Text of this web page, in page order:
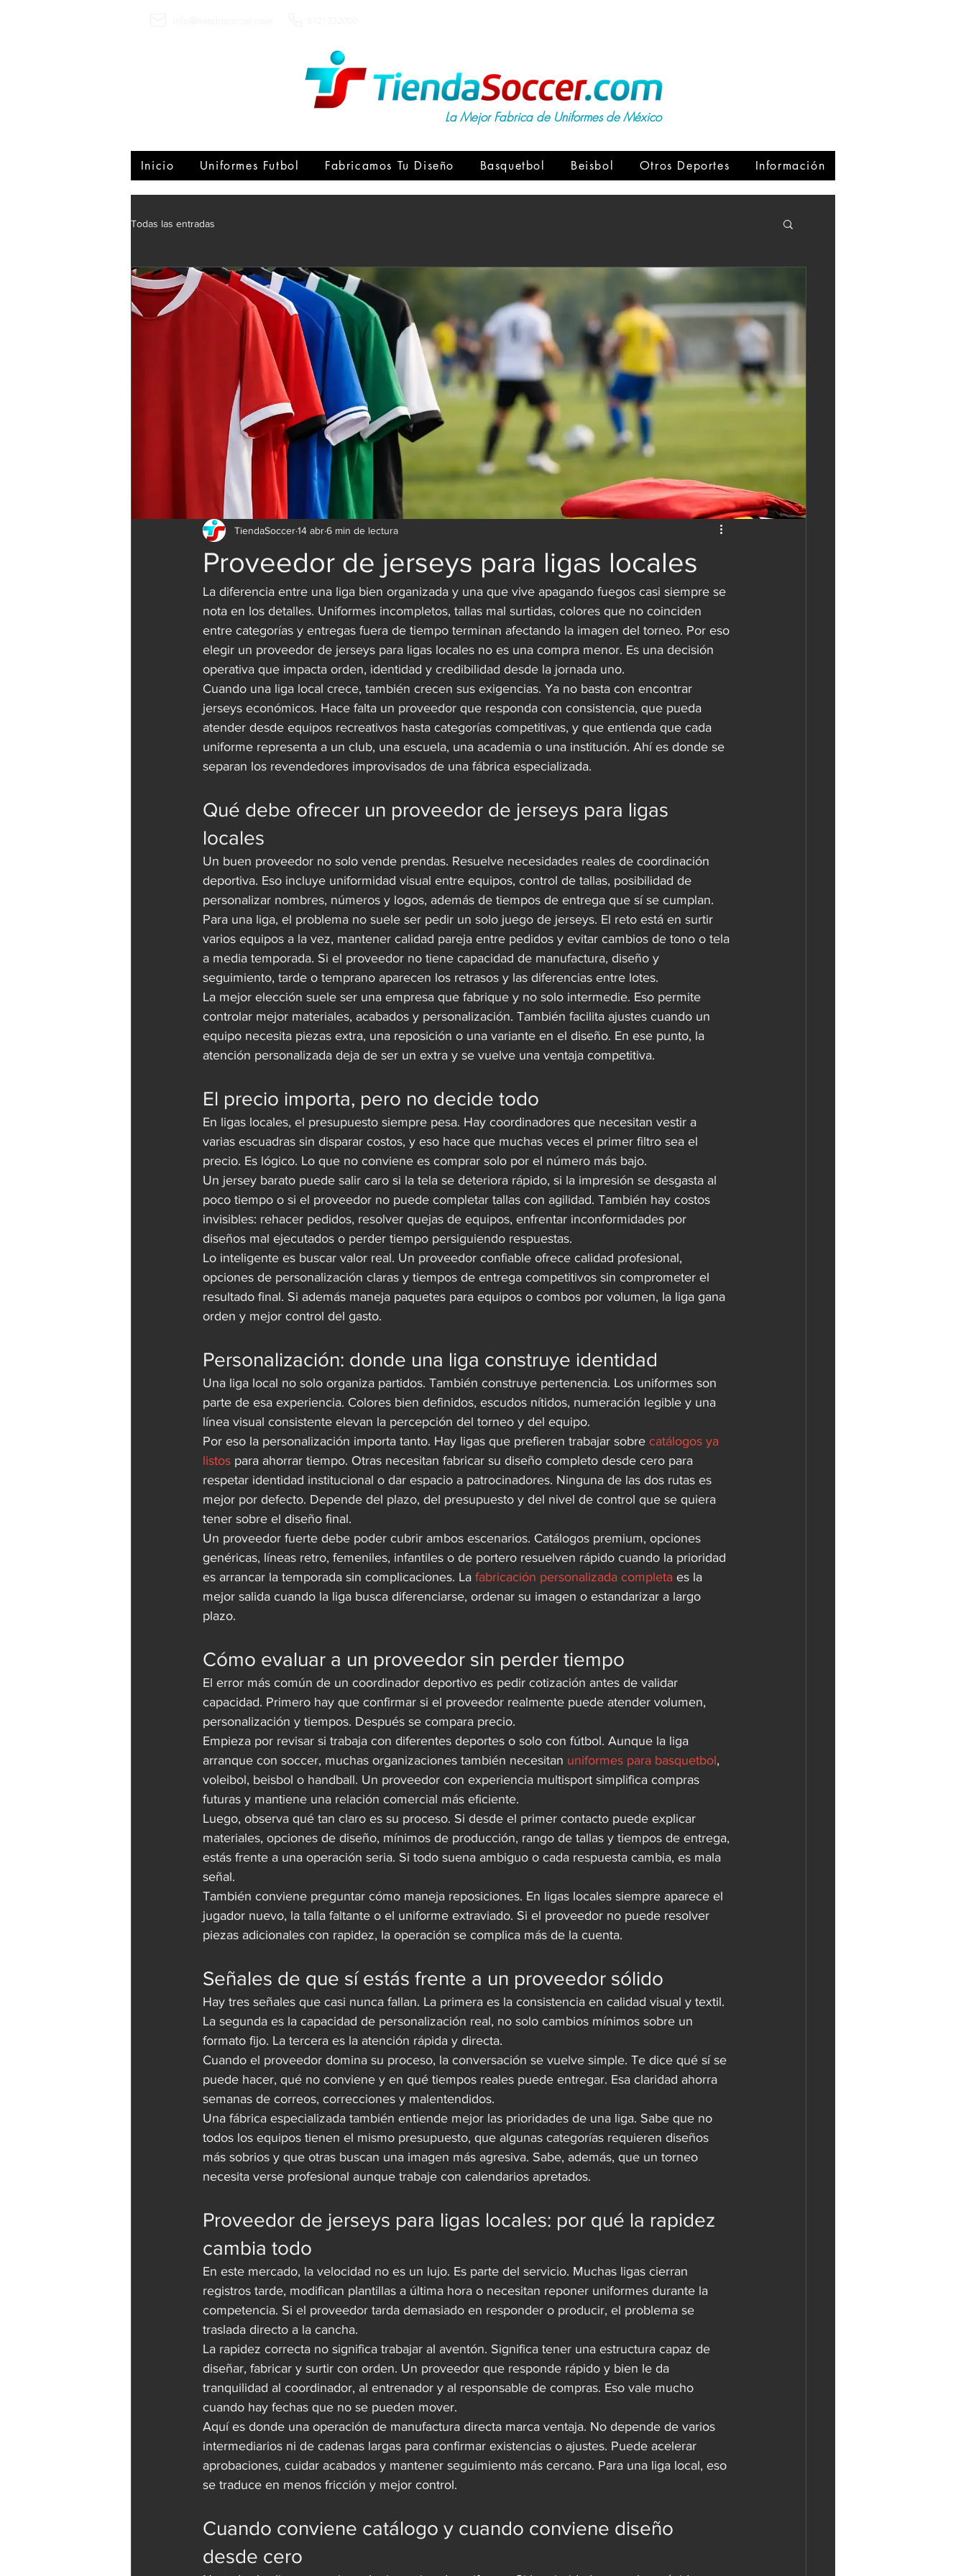
La Mejor Fabrica de Uniformes de México
Inicio Uniformes Futbol Fabricamos Tu Diseño Basquetbol Beisbol Otros Deportes Información
Todas las entradas
Proveedor de jerseys para ligas locales
TiendaSoccer14 abr6 min de lectura
La diferencia entre una liga bien organizada y una que vive apagando fuegos casi siempre se
nota en los detalles. Uniformes incompletos, tallas mal surtidas, colores que no coinciden
entre categorías y entregas fuera de tiempo terminan afectando la imagen del torneo. Por eso
elegir un proveedor de jerseys para ligas locales no es una compra menor. Es una decisión
operativa que impacta orden, identidad y credibilidad desde la jornada uno.
Cuando una liga local crece, también crecen sus exigencias. Ya no basta con encontrar
jerseys económicos. Hace falta un proveedor que responda con consistencia, que pueda
atender desde equipos recreativos hasta categorías competitivas, y que entienda que cada
uniforme representa a un club, una escuela, una academia o una institución. Ahí es donde se
separan los revendedores improvisados de una fábrica especializada.
Qué debe ofrecer un proveedor de jerseys para ligas
locales
Un buen proveedor no solo vende prendas. Resuelve necesidades reales de coordinación
deportiva. Eso incluye uniformidad visual entre equipos, control de tallas, posibilidad de
personalizar nombres, números y logos, además de tiempos de entrega que sí se cumplan.
Para una liga, el problema no suele ser pedir un solo juego de jerseys. El reto está en surtir
varios equipos a la vez, mantener calidad pareja entre pedidos y evitar cambios de tono o tela
a media temporada. Si el proveedor no tiene capacidad de manufactura, diseño y
seguimiento, tarde o temprano aparecen los retrasos y las diferencias entre lotes.
La mejor elección suele ser una empresa que fabrique y no solo intermedie. Eso permite
controlar mejor materiales, acabados y personalización. También facilita ajustes cuando un
equipo necesita piezas extra, una reposición o una variante en el diseño. En ese punto, la
atención personalizada deja de ser un extra y se vuelve una ventaja competitiva.
El precio importa, pero no decide todo
En ligas locales, el presupuesto siempre pesa. Hay coordinadores que necesitan vestir a
varias escuadras sin disparar costos, y eso hace que muchas veces el primer filtro sea el
precio. Es lógico. Lo que no conviene es comprar solo por el número más bajo.
Un jersey barato puede salir caro si la tela se deteriora rápido, si la impresión se desgasta al
poco tiempo o si el proveedor no puede completar tallas con agilidad. También hay costos
invisibles: rehacer pedidos, resolver quejas de equipos, enfrentar inconformidades por
diseños mal ejecutados o perder tiempo persiguiendo respuestas.
Lo inteligente es buscar valor real. Un proveedor confiable ofrece calidad profesional,
opciones de personalización claras y tiempos de entrega competitivos sin comprometer el
resultado final. Si además maneja paquetes para equipos o combos por volumen, la liga gana
orden y mejor control del gasto.
Personalización: donde una liga construye identidad
Una liga local no solo organiza partidos. También construye pertenencia. Los uniformes son
parte de esa experiencia. Colores bien definidos, escudos nítidos, numeración legible y una
línea visual consistente elevan la percepción del torneo y del equipo.
Por eso la personalización importa tanto. Hay ligas que prefieren trabajar sobre catálogos ya
listos para ahorrar tiempo. Otras necesitan fabricar su diseño completo desde cero para
respetar identidad institucional o dar espacio a patrocinadores. Ninguna de las dos rutas es
mejor por defecto. Depende del plazo, del presupuesto y del nivel de control que se quiera
tener sobre el diseño final.
Un proveedor fuerte debe poder cubrir ambos escenarios. Catálogos premium, opciones
genéricas, líneas retro, femeniles, infantiles o de portero resuelven rápido cuando la prioridad
es arrancar la temporada sin complicaciones. La fabricación personalizada completa es la
mejor salida cuando la liga busca diferenciarse, ordenar su imagen o estandarizar a largo
plazo.
Cómo evaluar a un proveedor sin perder tiempo
El error más común de un coordinador deportivo es pedir cotización antes de validar
capacidad. Primero hay que confirmar si el proveedor realmente puede atender volumen,
personalización y tiempos. Después se compara precio.
Empieza por revisar si trabaja con diferentes deportes o solo con fútbol. Aunque la liga
arranque con soccer, muchas organizaciones también necesitan uniformes para basquetbol,
voleibol, beisbol o handball. Un proveedor con experiencia multisport simplifica compras
futuras y mantiene una relación comercial más eficiente.
Luego, observa qué tan claro es su proceso. Si desde el primer contacto puede explicar
materiales, opciones de diseño, mínimos de producción, rango de tallas y tiempos de entrega,
estás frente a una operación seria. Si todo suena ambiguo o cada respuesta cambia, es mala
señal.
También conviene preguntar cómo maneja reposiciones. En ligas locales siempre aparece el
jugador nuevo, la talla faltante o el uniforme extraviado. Si el proveedor no puede resolver
piezas adicionales con rapidez, la operación se complica más de la cuenta.
Señales de que sí estás frente a un proveedor sólido
Hay tres señales que casi nunca fallan. La primera es la consistencia en calidad visual y textil.
La segunda es la capacidad de personalización real, no solo cambios mínimos sobre un
formato fijo. La tercera es la atención rápida y directa.
Cuando el proveedor domina su proceso, la conversación se vuelve simple. Te dice qué sí se
puede hacer, qué no conviene y en qué tiempos reales puede entregar. Esa claridad ahorra
semanas de correos, correcciones y malentendidos.
Una fábrica especializada también entiende mejor las prioridades de una liga. Sabe que no
todos los equipos tienen el mismo presupuesto, que algunas categorías requieren diseños
más sobrios y que otras buscan una imagen más agresiva. Sabe, además, que un torneo
necesita verse profesional aunque trabaje con calendarios apretados.
Proveedor de jerseys para ligas locales: por qué la rapidez
cambia todo
En este mercado, la velocidad no es un lujo. Es parte del servicio. Muchas ligas cierran
registros tarde, modifican plantillas a última hora o necesitan reponer uniformes durante la
competencia. Si el proveedor tarda demasiado en responder o producir, el problema se
traslada directo a la cancha.
La rapidez correcta no significa trabajar al aventón. Significa tener una estructura capaz de
diseñar, fabricar y surtir con orden. Un proveedor que responde rápido y bien le da
tranquilidad al coordinador, al entrenador y al responsable de compras. Eso vale mucho
cuando hay fechas que no se pueden mover.
Aquí es donde una operación de manufactura directa marca ventaja. No depende de varios
intermediarios ni de cadenas largas para confirmar existencias o ajustes. Puede acelerar
aprobaciones, cuidar acabados y mantener seguimiento más cercano. Para una liga local, eso
se traduce en menos fricción y mejor control.
Cuando conviene catálogo y cuando conviene diseño
desde cero